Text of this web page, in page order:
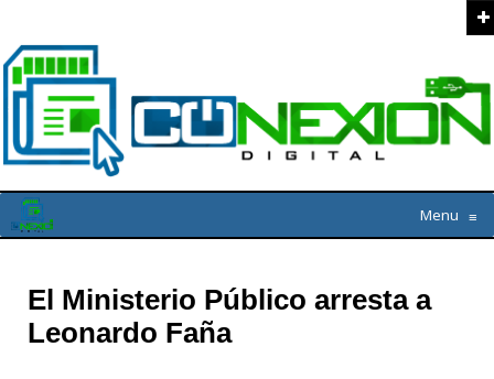
Menu ≡
El Ministerio Público arresta a
Leonardo Faña